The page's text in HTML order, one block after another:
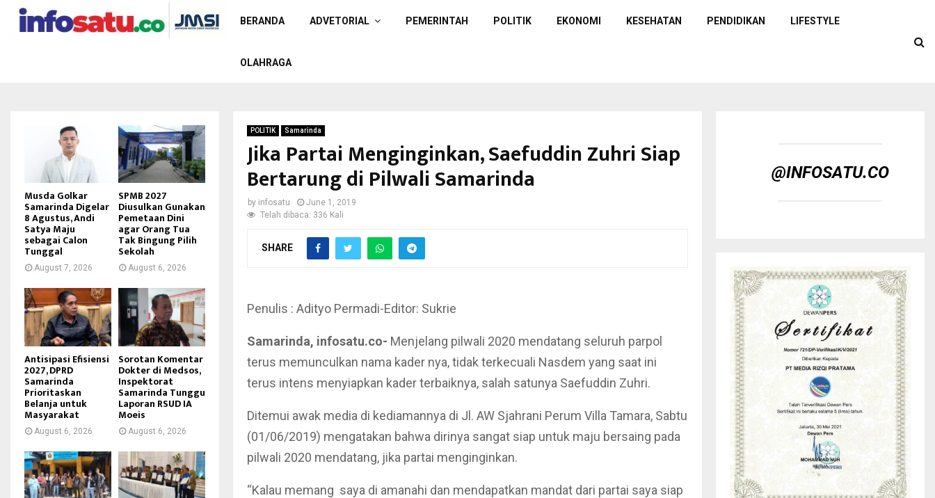
BERANDA ADVETORIAL PEMERINTAH POLITIK EKONOMI KESEHATAN PENDIDIKAN LIFESTYLE
OLAHRAGA
POLITIK Samarinda
Jika Partai Menginginkan, Saefuddin Zuhri Siap
Bertarung di Pilwali Samarinda
by infosatu
June 1, 2019
Telah dibaca: 336 Kali
SHARE
Penulis : Adityo Permadi-Editor: Sukrie
Samarinda, infosatu.co- Menjelang pilwali 2020 mendatang seluruh parpol
terus memunculkan nama kader nya, tidak terkecuali Nasdem yang saat ini
terus intens menyiapkan kader terbaiknya, salah satunya Saefuddin Zuhri.
Ditemui awak media di kediamannya di Jl. AW Sjahrani Perum Villa Tamara, Sabtu
(01/06/2019) mengatakan bahwa dirinya sangat siap untuk maju bersaing pada
pilwali 2020 mendatang, jika partai menginginkan.
“Kalau memang saya di amanahi dan mendapatkan mandat dari partai saya siap
Musda Golkar
Samarinda Digelar
8 Agustus, Andi
Satya Maju
sebagai Calon
Tunggal
August 7, 2026
SPMB 2027
Diusulkan Gunakan
Pemetaan Dini
agar Orang Tua
Tak Bingung Pilih
Sekolah
August 6, 2026
Antisipasi Efisiensi
2027, DPRD
Samarinda
Prioritaskan
Belanja untuk
Masyarakat
August 6, 2026
Sorotan Komentar
Dokter di Medsos,
Inspektorat
Samarinda Tunggu
Laporan RSUD IA
Moeis
August 6, 2026
@INFOSATU.CO